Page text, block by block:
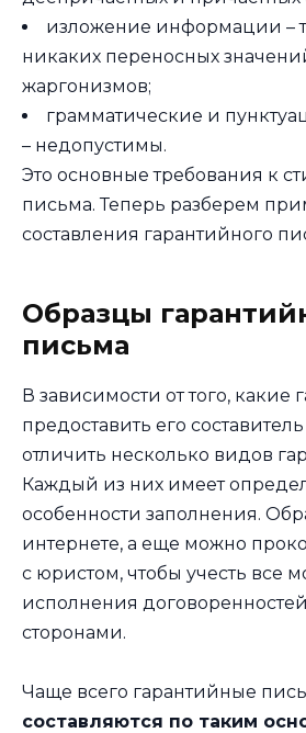
изложение информации –
никаких переносных
жаргонизмов;
грамматические и
– недопустимы.
Это основные требования к
письма. Теперь разберем
составления гарантийного
Образцы
письма
В зависимости от того, какие
предоставить его
отличить несколько видов
Каждый из них имеет
особенности заполнения.
интернете, а еще можно
с юристом, чтобы учесть все
исполнения
сторонами.
Чаще всего гарантийные
составляются по таким